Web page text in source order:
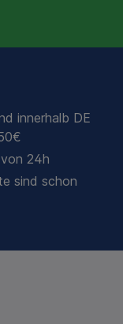
innerhalb DE
24h
sind schon